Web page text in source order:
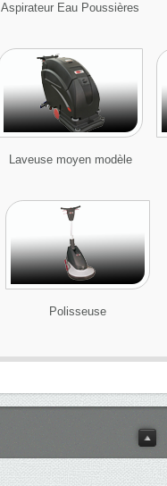
Aspirateur Eau Poussières
Laveuse moyen modèle
Polisseuse